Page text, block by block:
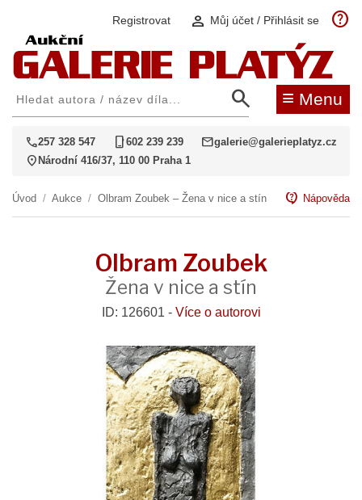
Registrovat person Můj účet / Přihlásit se help
search ≡ Menu
call257 328 547 phone_iphone602 239 239 mailgalerie@galerieplatyz.cz
location_on Národní 416/37, 110 00 Praha 1
Úvod / Aukce / Olbram Zoubek – Žena v nice a stín contact_support Nápověda
Olbram Zoubek
Žena v nice a stín
ID: 126601 - Více o autorovi